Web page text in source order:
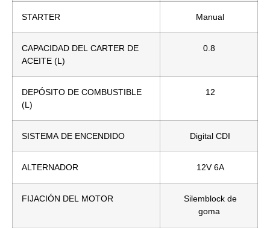
STARTER Manual
CAPACIDAD DEL CARTER DE
ACEITE (L)
0.8
DEPÓSITO DE COMBUSTIBLE
(L)
12
SISTEMA DE ENCENDIDO Digital CDI
ALTERNADOR 12V 6A
FIJACIÓN DEL MOTOR
Silemblock de
goma